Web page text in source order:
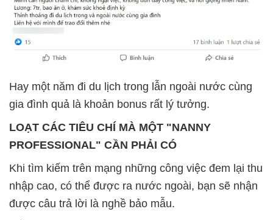
Hay một năm đi du lịch trong lẫn ngoài nước cùng
gia đình quả là khoản bonus rất lý tưởng.
LOẠT CÁC TIÊU CHÍ MÀ MỘT "NANNY
PROFESSIONAL" CẦN PHẢI CÓ
Khi tìm kiếm trên mạng những công việc đem lại thu
nhập cao, có thể được ra nước ngoài, bạn sẽ nhận
được câu trả lời là nghề bảo mẫu.